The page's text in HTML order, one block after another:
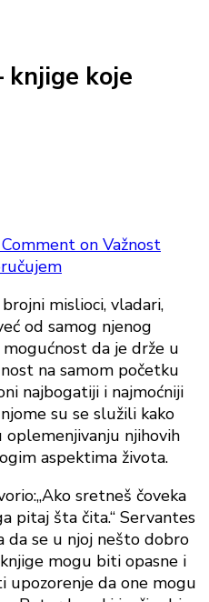
knjige koje
on Važnost
mislioci, vladari,
od samog njenog
da je drže u
na samom početku
najbogatiji i najmoćniji
su se služili kako
oplemenjivanju njihovih
aspektima života.
sretneš čoveka
pitaj šta čita.“ Servantes
da se u njoj nešto dobro
mogu biti opasne i
upozorenje da one mogu